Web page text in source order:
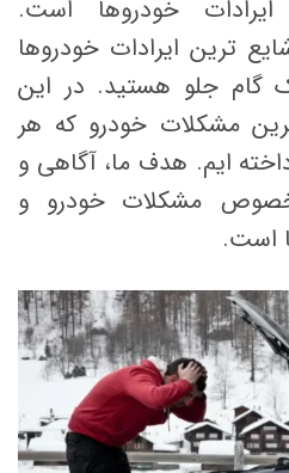
خودروها است.
ترین ایرادات خودروها
گام جلو هستید. در این
مشکلات خودرو که هر
ایم. هدف ما، آگاهی و
مشکلات خودرو و
است.